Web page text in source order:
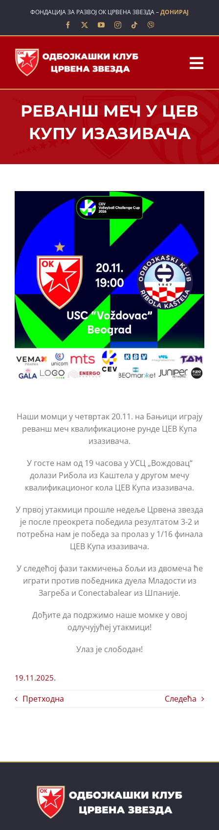
ФОНДАЦИЈА ЗА РАЗВОЈ ОК ЦРВЕНА ЗВЕЗДА –ДОНИРАЈ
О НАМА
КОНТАКТ
РЕВАНШ МЕЧ У ЦЕВ
КУПУ ИЗАЗИВАЧА
Наши момци у четвртак 20.11. на Бањици играју
реванш меч квалификационе рунде ЦЕВ Купа
изазивача.
У госте нам од 19 часова у УСЦ „Вождовац“
долази Рибола из Каштела у другом мечу
квалификационог кола ЦЕВ Купа изазивача.
У првој утакмици прошле недеље Црвена звезда
је после преокрета победила резултатом 3-2 и
потребна нам је победа за пролаз у 1/16 финала
ЦЕВ Купа изазивача.
У следећој фази такмичења бољи из двомеча ће
играти против победника дуела Младости из
Загреба и Conectabalear из Шпаније.
Дођите да подржимо наше момке у овој
одлучујућеј утакмици!
Улаз је слободан!
19.11.2025.
Претходна Следећа